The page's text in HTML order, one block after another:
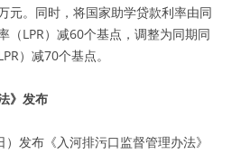
元。同时，将国家助学贷款利率由同
（LPR）减60个基点，调整为同期同
）减70个基点。
》发布
发布《入河排污口监督管理办法》